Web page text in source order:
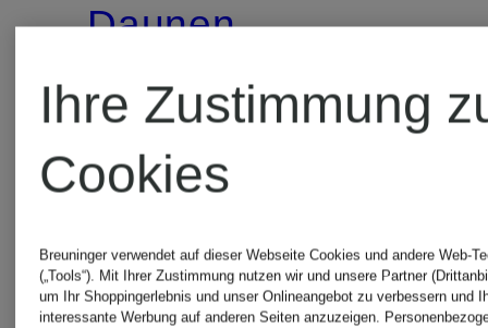
Daunenjacke
209,99 €
Ihre Zustimmung
Cookies
Breuninger verwendet auf dieser Webseite Cookies und andere Web-
(„Tools“). Mit Ihrer Zustimmung nutzen wir und unsere Partner
um Ihr Shoppingerlebnis und unser Onlineangebot zu verbessern und
interessante Werbung auf anderen Seiten anzuzeigen.